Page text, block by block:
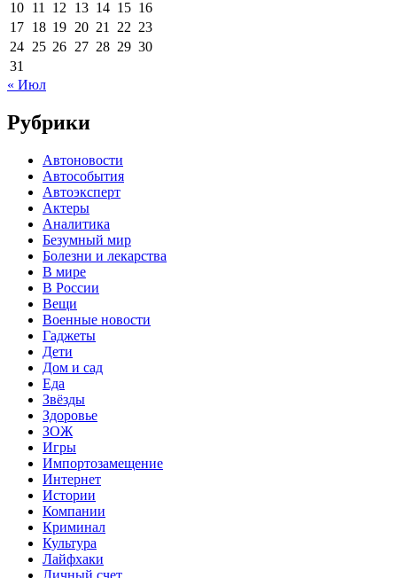
10 11 12 13 14 15 16
17 18 19 20 21 22 23
24 25 26 27 28 29 30
31
« Июл
Рубрики
Автоновости
Автособытия
Автоэксперт
Актеры
Аналитика
Безумный мир
Болезни и лекарства
В мире
В России
Вещи
Военные новости
Гаджеты
Дети
Дом и сад
Еда
Звёзды
Здоровье
ЗОЖ
Игры
Импортозамещение
Интернет
Истории
Компании
Криминал
Культура
Лайфхаки
Личный счет